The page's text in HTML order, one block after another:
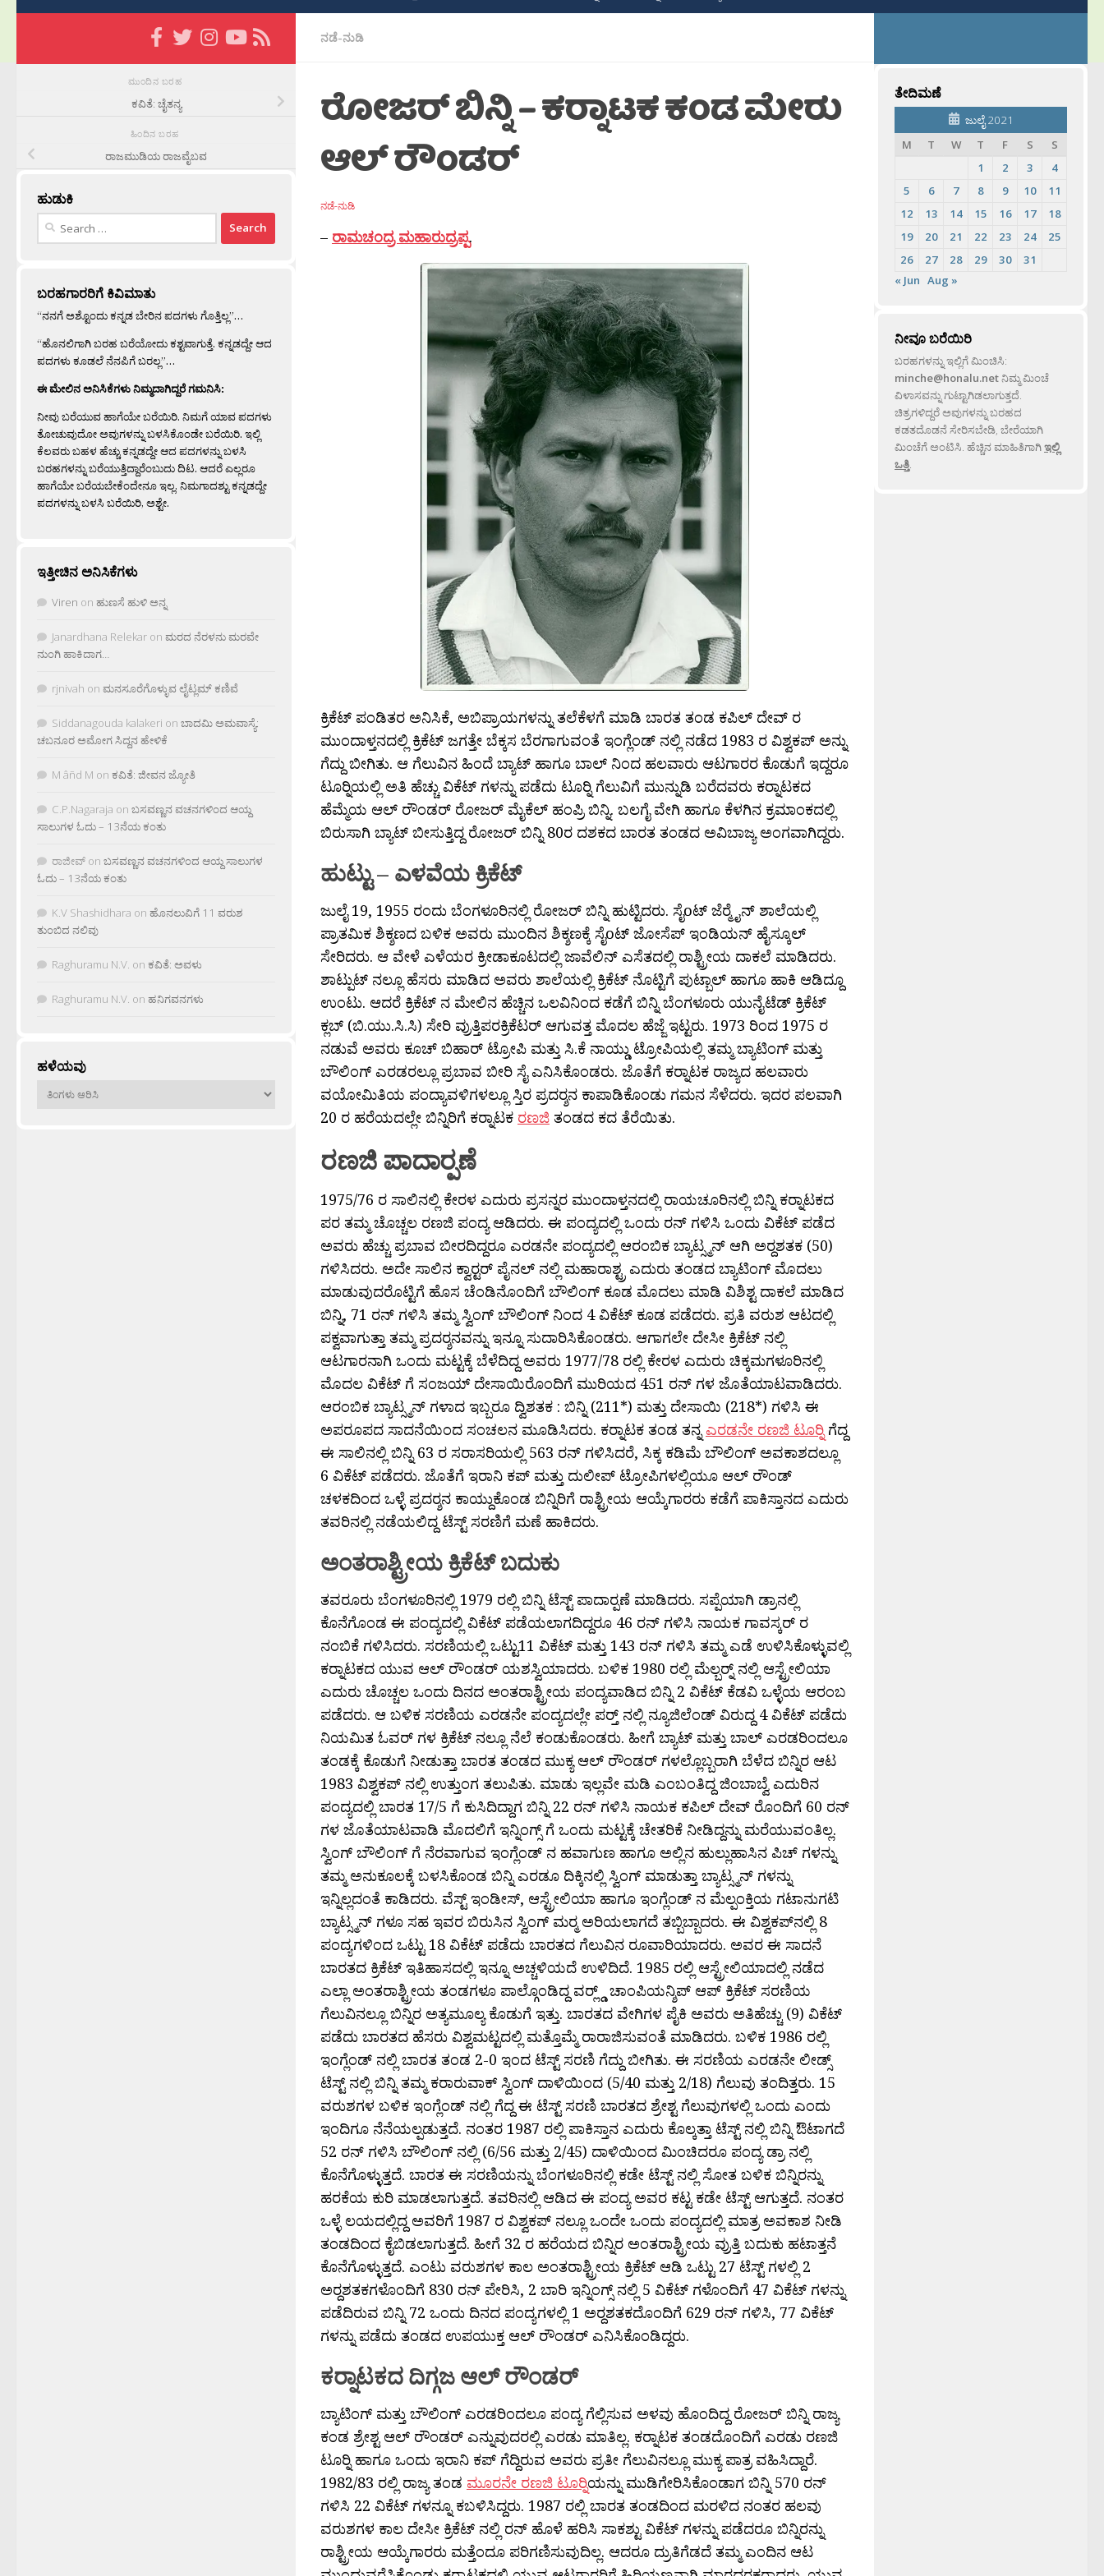
ನಡೆ-ನುಡಿ
ರೋಜರ್ ಬಿನ್ನಿ – ಕರ‍್ನಾಟಕ ಕಂಡ ಮೇರು
ಆಲ್‌ ರೌಂಡರ್
ನಡೆ-ನುಡಿ
– ರಾಮಚಂದ್ರ ಮಹಾರುದ್ರಪ್ಪ.
ಕ್ರಿಕೆಟ್ ಪಂಡಿತರ ಅನಿಸಿಕೆ, ಅಬಿಪ್ರಾಯಗಳನ್ನು ತಲೆಕೆಳಗೆ ಮಾಡಿ ಬಾರತ ತಂಡ ಕಪಿಲ್ ದೇವ್ ರ
ಮುಂದಾಳ್ತನದಲ್ಲಿ ಕ್ರಿಕೆಟ್ ಜಗತ್ತೇ ಬೆಕ್ಕಸ ಬೆರಗಾಗುವಂತೆ ಇಂಗ್ಲೆಂಡ್ ನಲ್ಲಿ ನಡೆದ 1983 ರ ವಿಶ್ವಕಪ್ ಅನ್ನು
ಗೆದ್ದು ಬೀಗಿತು. ಆ ಗೆಲುವಿನ ಹಿಂದೆ ಬ್ಯಾಟ್ ಹಾಗೂ ಬಾಲ್ ನಿಂದ ಹಲವಾರು ಆಟಗಾರರ ಕೊಡುಗೆ ಇದ್ದರೂ
ಟೂರ‍್ನಿಯಲ್ಲಿ ಅತಿ ಹೆಚ್ಚು ವಿಕೆಟ್ ಗಳನ್ನು ಪಡೆದು ಟೂರ‍್ನಿ ಗೆಲುವಿಗೆ ಮುನ್ನುಡಿ ಬರೆದವರು ಕರ‍್ನಾಟಕದ
ಹೆಮ್ಮೆಯ ಆಲ್ ರೌಂಡರ್ ರೋಜರ್ ಮೈಕೆಲ್ ಹಂಪ್ರಿ ಬಿನ್ನಿ. ಬಲಗೈ ವೇಗಿ ಹಾಗೂ ಕೆಳಗಿನ ಕ್ರಮಾಂಕದಲ್ಲಿ
ಬಿರುಸಾಗಿ ಬ್ಯಾಟ್ ಬೀಸುತ್ತಿದ್ದ ರೋಜರ್ ಬಿನ್ನಿ 80ರ ದಶಕದ ಬಾರತ ತಂಡದ ಅವಿಬಾಜ್ಯ ಅಂಗವಾಗಿದ್ದರು.
ಹುಟ್ಟು – ಎಳವೆಯ ಕ್ರಿಕೆಟ್
ಜುಲೈ 19, 1955 ರಂದು ಬೆಂಗಳೂರಿನಲ್ಲಿ ರೋಜರ್ ಬಿನ್ನಿ ಹುಟ್ಟಿದರು. ಸೈoಟ್ ಜೆರ‍್ಮೈನ್ ಶಾಲೆಯಲ್ಲಿ
ಪ್ರಾತಮಿಕ ಶಿಕ್ಶಣದ ಬಳಿಕ ಅವರು ಮುಂದಿನ ಶಿಕ್ಶಣಕ್ಕೆ ಸೈoಟ್ ಜೋಸೆಪ್ ಇಂಡಿಯನ್ ಹೈಸ್ಕೂಲ್
ಸೇರಿದರು. ಆ ವೇಳೆ ಎಳೆಯರ ಕ್ರೀಡಾಕೂಟದಲ್ಲಿ ಜಾವೆಲಿನ್ ಎಸೆತದಲ್ಲಿ ರಾಶ್ಟ್ರೀಯ ದಾಕಲೆ ಮಾಡಿದರು.
ಶಾಟ್ಪುಟ್ ನಲ್ಲೂ ಹೆಸರು ಮಾಡಿದ ಅವರು ಶಾಲೆಯಲ್ಲಿ ಕ್ರಿಕೆಟ್ ನೊಟ್ಟಿಗೆ ಪುಟ್ಬಾಲ್ ಹಾಗೂ ಹಾಕಿ ಆಡಿದ್ದೂ
ಉಂಟು. ಆದರೆ ಕ್ರಿಕೆಟ್ ನ ಮೇಲಿನ ಹೆಚ್ಚಿನ ಒಲವಿನಿಂದ ಕಡೆಗೆ ಬಿನ್ನಿ ಬೆಂಗಳೂರು ಯುನೈಟೆಡ್ ಕ್ರಿಕೆಟ್
ಕ್ಲಬ್ (ಬಿ.ಯು.ಸಿ.ಸಿ) ಸೇರಿ ವ್ರುತ್ತಿಪರಕ್ರಿಕೆಟರ್ ಆಗುವತ್ತ ಮೊದಲ ಹೆಜ್ಜೆ ಇಟ್ಟರು. 1973 ರಿಂದ 1975 ರ
ನಡುವೆ ಅವರು ಕೂಚ್ ಬಿಹಾರ್ ಟ್ರೋಪಿ ಮತ್ತು ಸಿ.ಕೆ ನಾಯ್ಡು ಟ್ರೋಪಿಯಲ್ಲಿ ತಮ್ಮ ಬ್ಯಾಟಿಂಗ್ ಮತ್ತು
ಬೌಲಿಂಗ್ ಎರಡರಲ್ಲೂ ಪ್ರಬಾವ ಬೀರಿ ಸೈ ಎನಿಸಿಕೊಂಡರು. ಜೊತೆಗೆ ಕರ‍್ನಾಟಕ ರಾಜ್ಯದ ಹಲವಾರು
ವಯೋಮಿತಿಯ ಪಂದ್ಯಾವಳಿಗಳಲ್ಲೂ ಸ್ತಿರ ಪ್ರದರ‍್ಶನ ಕಾಪಾಡಿಕೊಂಡು ಗಮನ ಸೆಳೆದರು. ಇದರ ಪಲವಾಗಿ
20 ರ ಹರೆಯದಲ್ಲೇ ಬಿನ್ನಿರಿಗೆ ಕರ‍್ನಾಟಕ ರಣಜಿ ತಂಡದ ಕದ ತೆರೆಯಿತು.
ರಣಜಿ ಪಾದಾರ‍್ಪಣೆ
1975/76 ರ ಸಾಲಿನಲ್ಲಿ ಕೇರಳ ಎದುರು ಪ್ರಸನ್ನರ ಮುಂದಾಳ್ತನದಲ್ಲಿ ರಾಯಚೂರಿನಲ್ಲಿ ಬಿನ್ನಿ ಕರ‍್ನಾಟಕದ
ಪರ ತಮ್ಮ ಚೊಚ್ಚಲ ರಣಜಿ ಪಂದ್ಯ ಆಡಿದರು. ಈ ಪಂದ್ಯದಲ್ಲಿ ಒಂದು ರನ್ ಗಳಿಸಿ ಒಂದು ವಿಕೆಟ್ ಪಡೆದ
ಅವರು ಹೆಚ್ಚು ಪ್ರಬಾವ ಬೀರದಿದ್ದರೂ ಎರಡನೇ ಪಂದ್ಯದಲ್ಲಿ ಆರಂಬಿಕ ಬ್ಯಾಟ್ಸ್ಮನ್ ಆಗಿ ಅರ‍್ದಶತಕ (50)
ಗಳಿಸಿದರು. ಅದೇ ಸಾಲಿನ ಕ್ವಾರ‍್ಟರ್ ಪೈನಲ್ ನಲ್ಲಿ ಮಹಾರಾಶ್ಟ್ರ ಎದುರು ತಂಡದ ಬ್ಯಾಟಿಂಗ್ ಮೊದಲು
ಮಾಡುವುದರೊಟ್ಟಿಗೆ ಹೊಸ ಚೆಂಡಿನೊಂದಿಗೆ ಬೌಲಿಂಗ್ ಕೂಡ ಮೊದಲು ಮಾಡಿ ವಿಶಿಶ್ಟ ದಾಕಲೆ ಮಾಡಿದ
ಬಿನ್ನಿ, 71 ರನ್ ಗಳಿಸಿ ತಮ್ಮ ಸ್ವಿಂಗ್ ಬೌಲಿಂಗ್ ನಿಂದ 4 ವಿಕೆಟ್ ಕೂಡ ಪಡೆದರು. ಪ್ರತಿ ವರುಶ ಆಟದಲ್ಲಿ
ಪಕ್ವವಾಗುತ್ತಾ ತಮ್ಮ ಪ್ರದರ‍್ಶನವನ್ನು ಇನ್ನೂ ಸುದಾರಿಸಿಕೊಂಡರು. ಆಗಾಗಲೇ ದೇಸೀ ಕ್ರಿಕೆಟ್ ನಲ್ಲಿ
ಆಟಗಾರನಾಗಿ ಒಂದು ಮಟ್ಟಕ್ಕೆ ಬೆಳೆದಿದ್ದ ಅವರು 1977/78 ರಲ್ಲಿ ಕೇರಳ ಎದುರು ಚಿಕ್ಕಮಗಳೂರಿನಲ್ಲಿ
ಮೊದಲ ವಿಕೆಟ್ ಗೆ ಸಂಜಯ್ ದೇಸಾಯಿರೊಂದಿಗೆ ಮುರಿಯದ 451 ರನ್ ಗಳ ಜೊತೆಯಾಟವಾಡಿದರು.
ಆರಂಬಿಕ ಬ್ಯಾಟ್ಸ್ಮನ್ ಗಳಾದ ಇಬ್ಬರೂ ದ್ವಿಶತಕ : ಬಿನ್ನಿ (211*) ಮತ್ತು ದೇಸಾಯಿ (218*) ಗಳಿಸಿ ಈ
ಅಪರೂಪದ ಸಾದನೆಯಿಂದ ಸಂಚಲನ ಮೂಡಿಸಿದರು. ಕರ‍್ನಾಟಕ ತಂಡ ತನ್ನ ಎರಡನೇ ರಣಜಿ ಟೂರ‍್ನಿಗೆದ್ದ
ಈ ಸಾಲಿನಲ್ಲಿ ಬಿನ್ನಿ 63 ರ ಸರಾಸರಿಯಲ್ಲಿ 563 ರನ್ ಗಳಿಸಿದರೆ, ಸಿಕ್ಕ ಕಡಿಮೆ ಬೌಲಿಂಗ್ ಅವಕಾಶದಲ್ಲೂ
6 ವಿಕೆಟ್ ಪಡೆದರು. ಜೊತೆಗೆ ಇರಾನಿ ಕಪ್ ಮತ್ತು ದುಲೀಪ್ ಟ್ರೋಪಿಗಳಲ್ಲಿಯೂ ಆಲ್ ರೌಂಡ್
ಚಳಕದಿಂದ ಒಳ್ಳೆ ಪ್ರದರ‍್ಶನ ಕಾಯ್ದುಕೊಂಡ ಬಿನ್ನಿರಿಗೆ ರಾಶ್ಟ್ರೀಯ ಆಯ್ಕೆಗಾರರು ಕಡೆಗೆ ಪಾಕಿಸ್ತಾನದ ಎದುರು
ತವರಿನಲ್ಲಿ ನಡೆಯಲಿದ್ದ ಟೆಸ್ಟ್ ಸರಣಿಗೆ ಮಣೆ ಹಾಕಿದರು.
ಅಂತರಾಶ್ಟ್ರೀಯ ಕ್ರಿಕೆಟ್ ಬದುಕು
ತವರೂರು ಬೆಂಗಳೂರಿನಲ್ಲಿ 1979 ರಲ್ಲಿ ಬಿನ್ನಿ ಟೆಸ್ಟ್ ಪಾದಾರ‍್ಪಣೆ ಮಾಡಿದರು. ಸಪ್ಪೆಯಾಗಿ ಡ್ರಾನಲ್ಲಿ
ಕೊನೆಗೊಂಡ ಈ ಪಂದ್ಯದಲ್ಲಿ ವಿಕೆಟ್ ಪಡೆಯಲಾಗದಿದ್ದರೂ 46 ರನ್ ಗಳಿಸಿ ನಾಯಕ ಗಾವಸ್ಕರ್ ರ
ನಂಬಿಕೆ ಗಳಿಸಿದರು. ಸರಣಿಯಲ್ಲಿ ಒಟ್ಟು11 ವಿಕೆಟ್ ಮತ್ತು 143 ರನ್ ಗಳಿಸಿ ತಮ್ಮ ಎಡೆ ಉಳಿಸಿಕೊಳ್ಳುವಲ್ಲಿ
ಕರ‍್ನಾಟಕದ ಯುವ ಆಲ್ ರೌಂಡರ್‌ ಯಶಸ್ವಿಯಾದರು. ಬಳಿಕ 1980 ರಲ್ಲಿ ಮೆಲ್ಬರ‍್ನ್ ನಲ್ಲಿ ಆಸ್ಟ್ರೇಲಿಯಾ
ಎದುರು ಚೊಚ್ಚಲ ಒಂದು ದಿನದ ಅಂತರಾಶ್ಟ್ರೀಯ ಪಂದ್ಯವಾಡಿದ ಬಿನ್ನಿ 2 ವಿಕೆಟ್ ಕೆಡವಿ ಒಳ್ಳೆಯ ಆರಂಬ
ಪಡೆದರು. ಆ ಬಳಿಕ ಸರಣಿಯ ಎರಡನೇ ಪಂದ್ಯದಲ್ಲೇ ಪರ‍್ತ್ ನಲ್ಲಿ ನ್ಯೂಜಿಲೆಂಡ್ ವಿರುದ್ದ 4 ವಿಕೆಟ್ ಪಡೆದು
ನಿಯಮಿತ ಓವರ್ ಗಳ ಕ್ರಿಕೆಟ್ ನಲ್ಲೂ ನೆಲೆ ಕಂಡುಕೊಂಡರು. ಹೀಗೆ ಬ್ಯಾಟ್ ಮತ್ತು ಬಾಲ್ ಎರಡರಿಂದಲೂ
ತಂಡಕ್ಕೆ ಕೊಡುಗೆ ನೀಡುತ್ತಾ ಬಾರತ ತಂಡದ ಮುಕ್ಯ ಆಲ್ ರೌಂಡರ್ ಗಳಲ್ಲೊಬ್ಬರಾಗಿ ಬೆಳೆದ ಬಿನ್ನಿರ ಆಟ
1983 ವಿಶ್ವಕಪ್ ನಲ್ಲಿ ಉತ್ತುಂಗ ತಲುಪಿತು. ಮಾಡು ಇಲ್ಲವೇ ಮಡಿ ಎಂಬಂತಿದ್ದ ಜಿಂಬಾಬ್ವೆ ಎದುರಿನ
ಪಂದ್ಯದಲ್ಲಿ ಬಾರತ 17/5 ಗೆ ಕುಸಿದಿದ್ದಾಗ ಬಿನ್ನಿ 22 ರನ್ ಗಳಿಸಿ ನಾಯಕ ಕಪಿಲ್ ದೇವ್ ರೊಂದಿಗೆ 60 ರನ್
ಗಳ ಜೊತೆಯಾಟವಾಡಿ ಮೊದಲಿಗೆ ಇನ್ನಿಂಗ್ಸ್ ಗೆ ಒಂದು ಮಟ್ಟಕ್ಕೆ ಚೇತರಿಕೆ ನೀಡಿದ್ದನ್ನು ಮರೆಯುವಂತಿಲ್ಲ.
ಸ್ವಿಂಗ್ ಬೌಲಿಂಗ್ ಗೆ ನೆರವಾಗುವ ಇಂಗ್ಲೆಂಡ್ ನ ಹವಾಗುಣ ಹಾಗೂ ಅಲ್ಲಿನ ಹುಲ್ಲುಹಾಸಿನ ಪಿಚ್ ಗಳನ್ನು
ತಮ್ಮ ಅನುಕೂಲಕ್ಕೆ ಬಳಸಿಕೊಂಡ ಬಿನ್ನಿ ಎರಡೂ ದಿಕ್ಕಿನಲ್ಲಿ ಸ್ವಿಂಗ್ ಮಾಡುತ್ತಾ ಬ್ಯಾಟ್ಸ್ಮನ್ ಗಳನ್ನು
ಇನ್ನಿಲ್ಲದಂತೆ ಕಾಡಿದರು. ವೆಸ್ಟ್ ಇಂಡೀಸ್, ಆಸ್ಟ್ರೇಲಿಯಾ ಹಾಗೂ ಇಂಗ್ಲೆಂಡ್ ನ ಮೆಲ್ಪಂಕ್ತಿಯ ಗಟಾನುಗಟಿ
ಬ್ಯಾಟ್ಸ್ಮನ್ ಗಳೂ ಸಹ ಇವರ ಬಿರುಸಿನ ಸ್ವಿಂಗ್ ಮರ‍್ಮ ಅರಿಯಲಾಗದೆ ತಬ್ಬಿಬ್ಬಾದರು. ಈ ವಿಶ್ವಕಪ್‌ನಲ್ಲಿ 8
ಪಂದ್ಯಗಳಿಂದ ಒಟ್ಟು 18 ವಿಕೆಟ್ ಪಡೆದು ಬಾರತದ ಗೆಲುವಿನ ರೂವಾರಿಯಾದರು. ಅವರ ಈ ಸಾದನೆ
ಬಾರತದ ಕ್ರಿಕೆಟ್ ಇತಿಹಾಸದಲ್ಲಿ ಇನ್ನೂ ಅಚ್ಚಳಿಯದೆ ಉಳಿದಿದೆ. 1985 ರಲ್ಲಿ ಆಸ್ಟ್ರೇಲಿಯಾದಲ್ಲಿ ನಡೆದ
ಎಲ್ಲಾ ಅಂತರಾಶ್ಟ್ರೀಯ ತಂಡಗಳೂ ಪಾಲ್ಗೊಂಡಿದ್ದ ವರ‍್ಲ್ಡ್ ಚಾಂಪಿಯನ್ಶಿಪ್ ಆಪ್ ಕ್ರಿಕೆಟ್ ಸರಣಿಯ
ಗೆಲುವಿನಲ್ಲೂ ಬಿನ್ನಿರ ಅತ್ಯಮೂಲ್ಯ ಕೊಡುಗೆ ಇತ್ತು. ಬಾರತದ ವೇಗಿಗಳ ಪೈಕಿ ಅವರು ಅತಿಹೆಚ್ಚು (9) ವಿಕೆಟ್
ಪಡೆದು ಬಾರತದ ಹೆಸರು ವಿಶ್ವಮಟ್ಟದಲ್ಲಿ ಮತ್ತೊಮ್ಮೆ ರಾರಾಜಿಸುವಂತೆ ಮಾಡಿದರು. ಬಳಿಕ 1986 ರಲ್ಲಿ
ಇಂಗ್ಲೆಂಡ್ ನಲ್ಲಿ ಬಾರತ ತಂಡ 2-0 ಇಂದ ಟೆಸ್ಟ್ ಸರಣಿ ಗೆದ್ದು ಬೀಗಿತು. ಈ ಸರಣಿಯ ಎರಡನೇ ಲೀಡ್ಸ್
ಟೆಸ್ಟ್ ನಲ್ಲಿ ಬಿನ್ನಿ ತಮ್ಮ ಕರಾರುವಾಕ್ ಸ್ವಿಂಗ್ ದಾಳಿಯಿಂದ (5/40 ಮತ್ತು 2/18) ಗೆಲುವು ತಂದಿತ್ತರು. 15
ವರುಶಗಳ ಬಳಿಕ ಇಂಗ್ಲೆಂಡ್ ನಲ್ಲಿ ಗೆದ್ದ ಈ ಟೆಸ್ಟ್ ಸರಣಿ ಬಾರತದ ಶ್ರೇಶ್ಟ ಗೆಲುವುಗಳಲ್ಲಿ ಒಂದು ಎಂದು
ಇಂದಿಗೂ ನೆನೆಯಲ್ಪಡುತ್ತದೆ. ನಂತರ 1987 ರಲ್ಲಿ ಪಾಕಿಸ್ತಾನ ಎದುರು ಕೊಲ್ಕತ್ತಾ ಟೆಸ್ಟ್ ನಲ್ಲಿ ಬಿನ್ನಿ ಔಟಾಗದೆ
52 ರನ್ ಗಳಿಸಿ ಬೌಲಿಂಗ್ ನಲ್ಲಿ (6/56 ಮತ್ತು 2/45) ದಾಳಿಯಿಂದ ಮಿಂಚಿದರೂ ಪಂದ್ಯ ಡ್ರಾ ನಲ್ಲಿ
ಕೊನೆಗೊಳ್ಳುತ್ತದೆ. ಬಾರತ ಈ ಸರಣಿಯನ್ನು ಬೆಂಗಳೂರಿನಲ್ಲಿ ಕಡೇ ಟೆಸ್ಟ್ ನಲ್ಲಿ ಸೋತ ಬಳಿಕ ಬಿನ್ನಿರನ್ನು
ಹರಕೆಯ ಕುರಿ ಮಾಡಲಾಗುತ್ತದೆ. ತವರಿನಲ್ಲಿ ಆಡಿದ ಈ ಪಂದ್ಯ ಅವರ ಕಟ್ಟ ಕಡೇ ಟೆಸ್ಟ್ ಆಗುತ್ತದೆ. ನಂತರ
ಒಳ್ಳೆ ಲಯದಲ್ಲಿದ್ದ ಅವರಿಗೆ 1987 ರ ವಿಶ್ವಕಪ್ ನಲ್ಲೂ ಒಂದೇ ಒಂದು ಪಂದ್ಯದಲ್ಲಿ ಮಾತ್ರ ಅವಕಾಶ ನೀಡಿ
ತಂಡದಿಂದ ಕೈಬಿಡಲಾಗುತ್ತದೆ. ಹೀಗೆ 32 ರ ಹರೆಯದ ಬಿನ್ನಿರ ಅಂತರಾಶ್ಟ್ರೀಯ ವ್ರುತ್ತಿ ಬದುಕು ಹಟಾತ್ತನೆ
ಕೊನೆಗೊಳ್ಳುತ್ತದೆ. ಎಂಟು ವರುಶಗಳ ಕಾಲ ಅಂತರಾಶ್ಟ್ರೀಯ ಕ್ರಿಕೆಟ್ ಆಡಿ ಒಟ್ಟು 27 ಟೆಸ್ಟ್ ಗಳಲ್ಲಿ 2
ಅರ‍್ದಶತಕಗಳೊಂದಿಗೆ 830 ರನ್ ಪೇರಿಸಿ, 2 ಬಾರಿ ಇನ್ನಿಂಗ್ಸ್ ನಲ್ಲಿ 5 ವಿಕೆಟ್ ಗಳೊಂದಿಗೆ 47 ವಿಕೆಟ್ ಗಳನ್ನು
ಪಡೆದಿರುವ ಬಿನ್ನಿ 72 ಒಂದು ದಿನದ ಪಂದ್ಯಗಳಲ್ಲಿ 1 ಅರ‍್ದಶತಕದೊಂದಿಗೆ 629 ರನ್ ಗಳಿಸಿ, 77 ವಿಕೆಟ್
ಗಳನ್ನು ಪಡೆದು ತಂಡದ ಉಪಯುಕ್ತ ಆಲ್ ರೌಂಡರ್ ಎನಿಸಿಕೊಂಡಿದ್ದರು.
ಕರ‍್ನಾಟಕದ ದಿಗ್ಗಜ ಆಲ್ ರೌಂಡರ್
ಬ್ಯಾಟಿಂಗ್ ಮತ್ತು ಬೌಲಿಂಗ್ ಎರಡರಿಂದಲೂ ಪಂದ್ಯ ಗೆಲ್ಲಿಸುವ ಅಳವು ಹೊಂದಿದ್ದ ರೋಜರ್ ಬಿನ್ನಿ ರಾಜ್ಯ
ಕಂಡ ಶ್ರೇಶ್ಟ ಆಲ್ ರೌಂಡರ್ ಎನ್ನುವುದರಲ್ಲಿ ಎರಡು ಮಾತಿಲ್ಲ. ಕರ‍್ನಾಟಕ ತಂಡದೊಂದಿಗೆ ಎರಡು ರಣಜಿ
ಟೂರ‍್ನಿ ಹಾಗೂ ಒಂದು ಇರಾನಿ ಕಪ್ ಗೆದ್ದಿರುವ ಅವರು ಪ್ರತೀ ಗೆಲುವಿನಲ್ಲೂ ಮುಕ್ಯ ಪಾತ್ರ ವಹಿಸಿದ್ದಾರೆ.
1982/83 ರಲ್ಲಿ ರಾಜ್ಯ ತಂಡ ಮೂರನೇ ರಣಜಿ ಟೂರ‍್ನಿಯನ್ನು ಮುಡಿಗೇರಿಸಿಕೊಂಡಾಗ ಬಿನ್ನಿ 570 ರನ್
ಗಳಿಸಿ 22 ವಿಕೆಟ್ ಗಳನ್ನೂ ಕಬಳಿಸಿದ್ದರು. 1987 ರಲ್ಲಿ ಬಾರತ ತಂಡದಿಂದ ಮರಳಿದ ನಂತರ ಹಲವು
ವರುಶಗಳ ಕಾಲ ದೇಸೀ ಕ್ರಿಕೆಟ್ ನಲ್ಲಿ ರನ್ ಹೊಳೆ ಹರಿಸಿ ಸಾಕಶ್ಟು ವಿಕೆಟ್ ಗಳನ್ನು ಪಡೆದರೂ ಬಿನ್ನಿರನ್ನು
ರಾಶ್ಟ್ರೀಯ ಆಯ್ಕೆಗಾರರು ಮತ್ತೆಂದೂ ಪರಿಗಣಿಸುವುದಿಲ್ಲ. ಆದರೂ ದ್ರುತಿಗೆಡದೆ ತಮ್ಮ ಎಂದಿನ ಆಟ
ಮುಂದಿನ ಬರಹ
ಕವಿತೆ: ಚೈತನ್ಯ
ಹಿಂದಿನ ಬರಹ
ರಾಜಮುಡಿಯ ರಾಜವೈಬವ
ಹುಡುಕಿ
Search
ಬರಹಗಾರರಿಗೆ ಕಿವಿಮಾತು
“ನನಗೆ ಅಶ್ಟೊಂದು ಕನ್ನಡ ಬೇರಿನ ಪದಗಳು ಗೊತ್ತಿಲ್ಲ”…
“ಹೊನಲಿಗಾಗಿ ಬರಹ ಬರೆಯೋದು ಕಶ್ಟವಾಗುತ್ತೆ. ಕನ್ನಡದ್ದೇ ಆದ
ಪದಗಳು ಕೂಡಲೆ ನೆನಪಿಗೆ ಬರಲ್ಲ”…
ಈ ಮೇಲಿನ ಅನಿಸಿಕೆಗಳು ನಿಮ್ಮದಾಗಿದ್ದರೆ ಗಮನಿಸಿ:
ನೀವು ಬರೆಯುವ ಹಾಗೆಯೇ ಬರೆಯಿರಿ. ನಿಮಗೆ ಯಾವ ಪದಗಳು
ತೋಚುವುದೋ ಅವುಗಳನ್ನು ಬಳಸಿಕೊಂಡೇ ಬರೆಯಿರಿ. ಇಲ್ಲಿ
ಕೆಲವರು ಬಹಳ ಹೆಚ್ಚು ಕನ್ನಡದ್ದೇ ಆದ ಪದಗಳನ್ನು ಬಳಸಿ
ಬರಹಗಳನ್ನು ಬರೆಯುತ್ತಿದ್ದಾರೆಂಬುದು ದಿಟ. ಆದರೆ ಎಲ್ಲರೂ
ಹಾಗೆಯೇ ಬರೆಯಬೇಕೆಂದೇನೂ ಇಲ್ಲ. ನಿಮಗಾದಶ್ಟು ಕನ್ನಡದ್ದೇ
ಪದಗಳನ್ನು ಬಳಸಿ ಬರೆಯಿರಿ, ಅಶ್ಟೇ.
ಇತ್ತೀಚಿನ ಅನಿಸಿಕೆಗಳು
Viren on ಹುಣಸೆ ಹುಳಿ ಅನ್ನ
Janardhana Relekar on ಮರದ ನೆರಳನು ಮರವೇ
ನುಂಗಿ ಹಾಕಿದಾಗ…
rjnivah on ಮನಸೂರೆಗೊಳ್ಳುವ ಲೈಟ್ಲಮ್ ಕಣಿವೆ
Siddanagouda kalakeri on ಬಾದಮಿ ಅಮವಾಸ್ಯೆ:
ಚಬನೂರ ಅಮೋಗ ಸಿದ್ದನ ಹೇಳಿಕೆ
M âñd M on ಕವಿತೆ: ಜೀವನ ಜ್ಯೋತಿ
C.P.Nagaraja on ಬಸವಣ್ಣನ ವಚನಗಳಿಂದ ಆಯ್ದ
ಸಾಲುಗಳ ಓದು – 13ನೆಯ ಕಂತು
ರಾಜೀವ್ on ಬಸವಣ್ಣನ ವಚನಗಳಿಂದ ಆಯ್ದ ಸಾಲುಗಳ
ಓದು – 13ನೆಯ ಕಂತು
K.V Shashidhara on ಹೊನಲುವಿಗೆ 11 ವರುಶ
ತುಂಬಿದ ನಲಿವು
Raghuramu N.V. on ಕವಿತೆ: ಅವಳು
Raghuramu N.V. on ಹನಿಗವನಗಳು
ಹಳೆಯವು
ಹಳೆಯವು
ತೇದಿಮಣೆ
ಜುಲೈ 2021
M
T W T F S
S
1
2 3
4
5
6 7 8 9 10
11
12
13 14 15 16 17
18
19
20 21 22 23 24
25
26
27 28 29 30
31
« Jun Aug »
ನೀವೂ ಬರೆಯಿರಿ
ಬರಹಗಳನ್ನು ಇಲ್ಲಿಗೆ ಮಿಂಚಿಸಿ:
minche@honalu.netನಿಮ್ಮ ಮಿಂಚೆ
ವಿಳಾಸವನ್ನು ಗುಟ್ಟಾಗಿಡಲಾಗುತ್ತದೆ.
ಚಿತ್ರಗಳಿದ್ದರೆ ಅವುಗಳನ್ನು ಬರಹದ
ಕಡತದೊಡನೆ ಸೇರಿಸಬೇಡಿ, ಬೇರೆಯಾಗಿ
ಮಿಂಚೆಗೆ ಅಂಟಿಸಿ. ಹೆಚ್ಚಿನ ಮಾಹಿತಿಗಾಗಿಇಲ್ಲಿ
ಒತ್ತಿ.